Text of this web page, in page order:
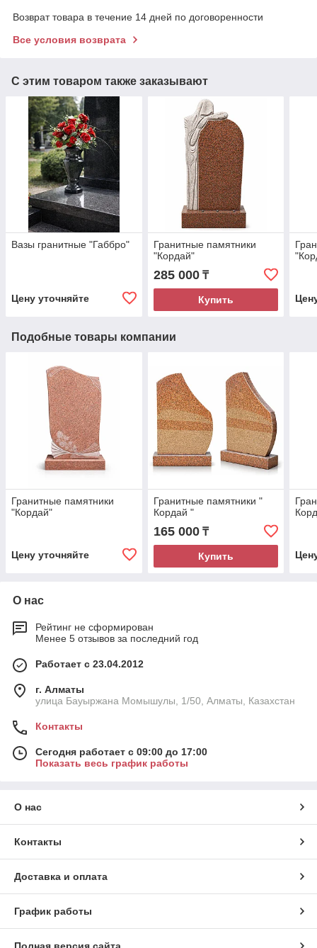
Возврат товара в течение 14 дней по договоренности
Все условия возврата
С этим товаром также заказывают
Вазы гранитные "Габбро"
Цену уточняйте
Гранитные памятники
"Кордай"
285 000₸
Купить
Подобные товары компании
Гранитные памятники
"Кордай"
Цену уточняйте
Гранитные памятники "
Кордай "
165 000₸
Купить
О нас
Рейтинг не сформирован
Менее 5 отзывов за последний год
Работает с 23.04.2012
г. Алматы
улица Бауыржана Момышулы, 1/50, Алматы, Казахстан
Контакты
Сегодня работает с 09:00 до 17:00
Показать весь график работы
О нас
Контакты
Доставка и оплата
График работы